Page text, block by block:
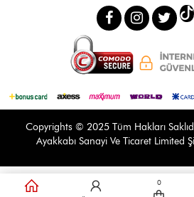
Copyrights © 2025 Tüm Hakları
Ayakkabı Sanayi Ve Ticaret Limited
0